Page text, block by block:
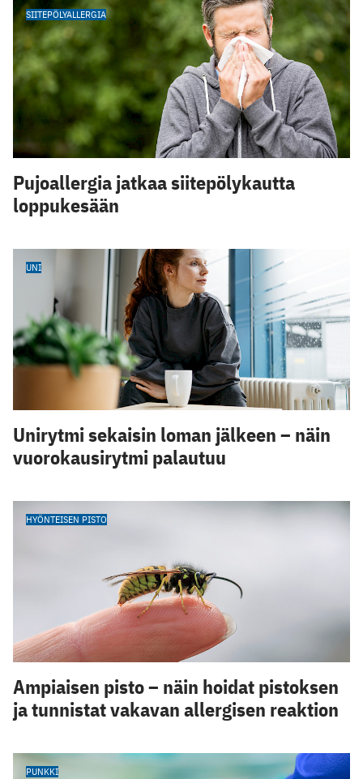
SIITEPÖLYALLERGIA
Pujoallergia jatkaa siitepölykautta
loppukesään
UNI
Unirytmi sekaisin loman jälkeen – näin
vuorokausirytmi palautuu
HYÖNTEISEN PISTO
Ampiaisen pisto – näin hoidat pistoksen
ja tunnistat vakavan allergisen reaktion
PUNKKI